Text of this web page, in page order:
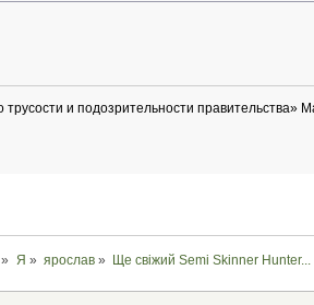
и подозрительности правительства»
» Я » ярослав» Ще свіжий Semi Skinner Hunter...